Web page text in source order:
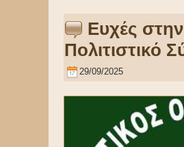
Ευχές
Πολιτιστικό
29/09/2025